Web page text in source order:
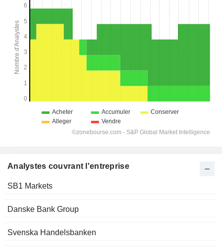
Analystes couvrant l'entreprise
SB1 Markets
Danske Bank Group
Svenska Handelsbanken